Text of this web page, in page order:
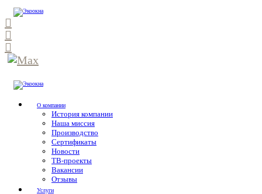
О компании
История компании
Наша миссия
Производство
Сертификаты
Новости
ТВ-проекты
Вакансии
Отзывы
Услуги